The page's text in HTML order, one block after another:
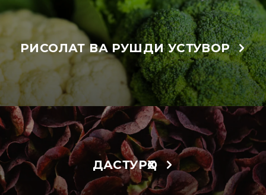
РИСОЛАТ ВА РУШДИ УСТУВОР
ДАСТУРҲО